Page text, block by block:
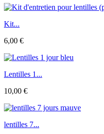
Kit...
6,00 €
Lentilles 1...
10,00 €
lentilles 7...